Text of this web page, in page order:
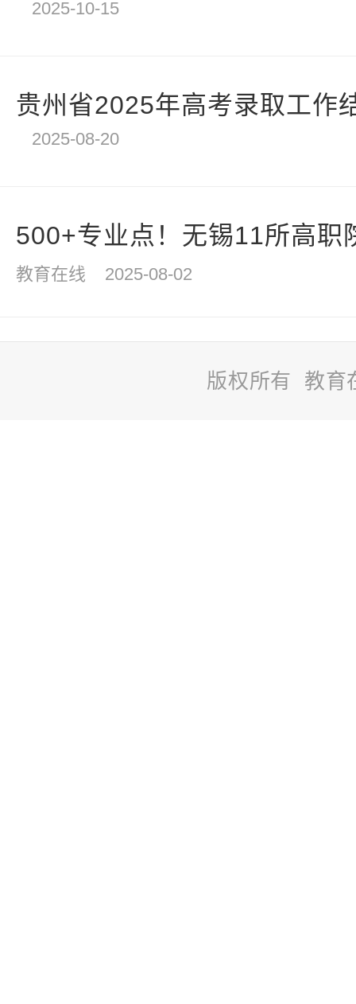
2025-10-15
贵州省2025年高考录取工作
2025-08-20
500+专业点！无锡11所高职
教育在线 2025-08-02
版权所有 教育